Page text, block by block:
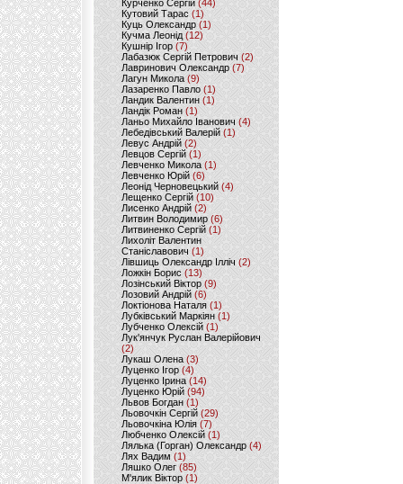
Курченко Сергій (44)
Кутовий Тарас (1)
Куць Олександр (1)
Кучма Леонід (12)
Кушнір Ігор(7)
Лабазюк Сергій Петрович (2)
Лавринович Олександр(7)
Лагун Микола(9)
Лазаренко Павло (1)
Ландик Валентин (1)
Ландік Роман (1)
Ланьо Михайло Іванович(4)
Лебедівський Валерій(1)
Левус Андрій(2)
Левцов Сергій (1)
Левченко Микола (1)
Левченко Юрій (6)
Леонід Черновецький (4)
Лещенко Сергій (10)
Лисенко Андрій (2)
Литвин Володимир (6)
Литвиненко Сергій (1)
Лихоліт Валентин
Станіславович (1)
Лівшиць Олександр Ілліч (2)
Ложкін Борис(13)
Лозінський Віктор(9)
Лозовий Андрій (6)
Локтіонова Наталя (1)
Лубківський Маркіян(1)
Лубченко Олексій (1)
Лук'янчук Руслан Валерійович
(2)
Лукаш Олена (3)
Луценко Ігор (4)
Луценко Ірина (14)
Луценко Юрій (94)
Львов Богдан (1)
Льовочкін Сергій (29)
Льовочкіна Юлія(7)
Любченко Олексій(1)
Лялька (Горган) Олександр(4)
Лях Вадим (1)
Ляшко Олег (85)
М'ялик Віктор(1)